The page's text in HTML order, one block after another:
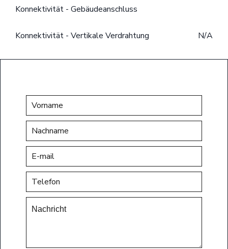
Konnektivität - Gebäudeanschluss
Konnektivität - Vertikale Verdrahtung N/A